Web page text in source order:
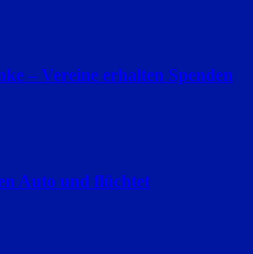
– Vereine erhalten Spenden
Auto und flüchtet